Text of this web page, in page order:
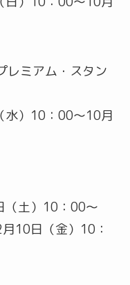
レミアム・スタン
）10：00～10月
（土）10：00～
10日（金）10：